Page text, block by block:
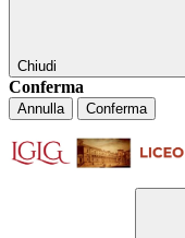
Chiudi
Conferma
Annulla Conferma